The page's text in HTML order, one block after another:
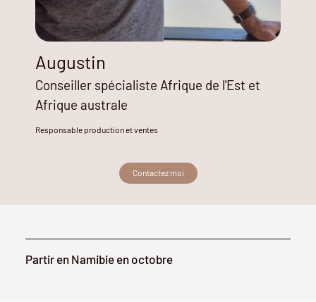
Augustin
Conseiller spécialiste Afrique de l'Est et
Afrique australe
Responsable production et ventes
Contactez moi
Partir en Namibie en octobre